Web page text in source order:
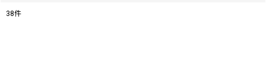
38件